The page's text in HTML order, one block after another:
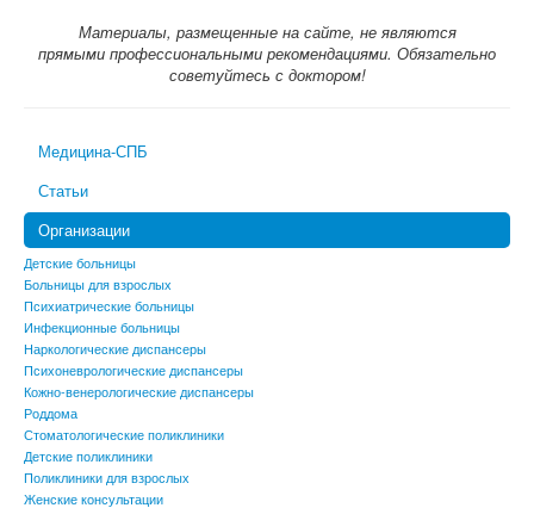
Материалы, размещенные на сайте, не являются
прямыми профессиональными рекомендациями. Обязательно
советуйтесь с доктором!
Медицина-СПБ
Статьи
Организации
Детские больницы
Больницы для взрослых
Психиатрические больницы
Инфекционные больницы
Наркологические диспансеры
Психоневрологические диспансеры
Кожно-венерологические диспансеры
Роддома
Стоматологические поликлиники
Детские поликлиники
Поликлиники для взрослых
Женские консультации